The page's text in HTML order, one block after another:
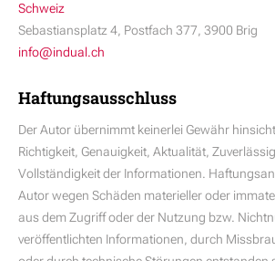
Schweiz
Sebastiansplatz 4, Postfach 377, 3900 Brig
info@indual.ch
Haftungsausschluss
Der Autor übernimmt keinerlei Gewähr
Richtigkeit, Genauigkeit, Aktualität,
Vollständigkeit der Informationen.
Autor wegen Schäden materieller oder
aus dem Zugriff oder der Nutzung bzw.
veröffentlichten Informationen, durch